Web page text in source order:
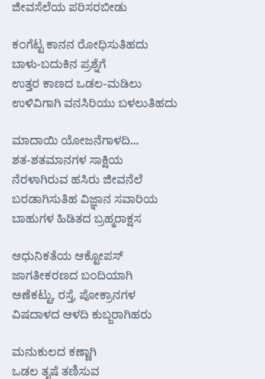
ಜೀವಸೆಲೆಯ ಪರಿಸರಬೀಡು
ಕಂಗೆಟ್ಟ ಕಾನನ ರೋಧಿಸುತಿಹದು
ಬಾಳು-ಬದುಕಿನ ಪ್ರಶ್ನೆಗೆ
ಉತ್ತರ ಕಾಣದ ಒಡಲ-ಮಡಿಲು
ಉಳಿವಿಗಾಗಿ ವನಸಿರಿಯು ಬಳಲುತಿಹದು
ಮಾದಾಯಿ ಯೋಜನೆಗಾಳದಿ…
ಶತ-ಶತಮಾನಗಳ ಸಾಕ್ಷಿಯ
ನೆರಳಾಗಿರುವ ಹಸಿರು ಜೀವನೆಲೆ
ಬರಡಾಗಿಸುತಿಹ ವಿಜ್ಞಾನ ಸವಾರಿಯ
ಬಾಹುಗಳ ಹಿಡಿತದ ಬ್ರಹ್ಮರಾಕ್ಷಸ
ಆಧುನಿಕತೆಯ ಆಕ್ಟೋಪಸ್
ಜಾಗತೀಕರಣದ ಬಂದಿಯಾಗಿ
ಅಣೆಕಟ್ಟು, ರಸ್ತೆ, ಪೋಕ್ರಾನಗಳ
ವಿಷದಾಳದ ಆಳದಿ ಕುಬ್ಜರಾಗಿಹರು
ಮನುಕುಲದ ಕಣ್ಣಾಗಿ
ಒಡಲ ತೃಷೆ ತಣಿಸುವ